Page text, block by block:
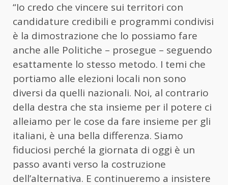
“Io credo che vincere sui territori con
candidature credibili e programmi condivisi
è la dimostrazione che lo possiamo fare
anche alle Politiche – prosegue – seguendo
esattamente lo stesso metodo. I temi che
portiamo alle elezioni locali non sono
diversi da quelli nazionali. Noi, al contrario
della destra che sta insieme per il potere ci
alleiamo per le cose da fare insieme per gli
italiani, è una bella differenza. Siamo
fiduciosi perché la giornata di oggi è un
passo avanti verso la costruzione
dell’alternativa. E continueremo a insistere